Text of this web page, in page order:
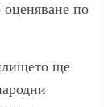
по
ще